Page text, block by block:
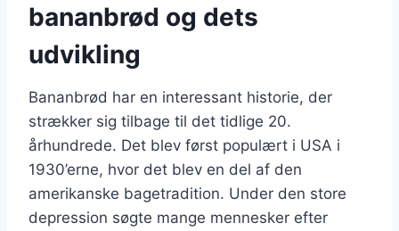
bananbrød og dets
udvikling
Bananbrød har en interessant historie, der
strækker sig tilbage til det tidlige 20.
århundrede. Det blev først populært i USA i
1930’erne, hvor det blev en del af den
amerikanske bagetradition. Under den store
depression søgte mange mennesker efter